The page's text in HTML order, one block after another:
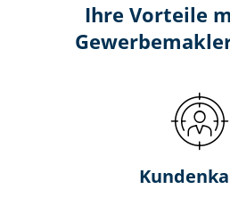
Ihre Vorteile